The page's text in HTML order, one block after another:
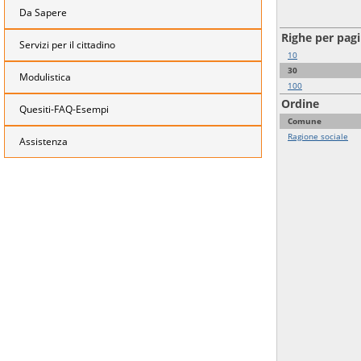
Da Sapere
Servizi per il cittadino
Modulistica
Quesiti-FAQ-Esempi
Assistenza
Righe per
10
30
100
Ordine
Comune
Ragione sociale